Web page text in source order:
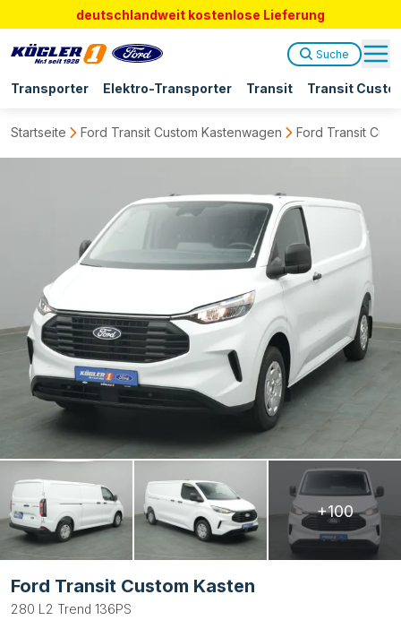
deutschlandweit kostenlose Lieferung
Transporter Elektro-Transporter Transit Transit
Suche
Startseite Ford Transit Custom Kastenwagen Ford Transit
+100
Ford Transit Custom Kasten
280 L2 Trend 136PS